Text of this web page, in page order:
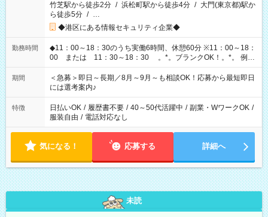
竹芝駅から徒歩2分 / 浜松町駅から徒歩4分 / 大門(東京都)駅か
ら徒歩5分 / …
◆港区にある情報セキュリティ企業◆
勤務時間
◆11：00～18：30のうち実働6時間、休憩60分 ※11：00～18：
00 または 11：30～18：30 。*。ブランクOK！。*。 例え
ば前職が、 在宅/財団法人/事務/コールセンター/受付/販売/カフェ
スタッフ スイーツ販売/ホテルフロント/化粧品販売/など 様々な
業界から入社して活躍されています♪
期間
＜急募＞即日～長期／8月～9月～も相談OK！応募から最短即日
には選考案内♪
特徴 日払いOK / 履歴書不要 / 40～50代活躍中 / 副業・WワークOK /
服装自由 / 電話対応なし
気になる！ 応募する 詳細へ
未読